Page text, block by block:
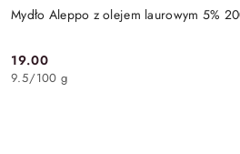
Mydło Aleppo z olejem laurowym 5%
Cena:
19.00
9.5/100 g